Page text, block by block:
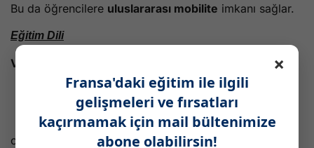
Bu da öğrencilere uluslararası mobilite imkanı sağlar.
Eğitim Dili
Vatel’de eğitim:
Fransızca
İngilizce
Çift dilli program
olarak sunulmaktadır.
×
Fransa'daki eğitim ile ilgili
gelişmeleri ve fırsatları
kaçırmamak için mail bültenimize
abone olabilirsin!